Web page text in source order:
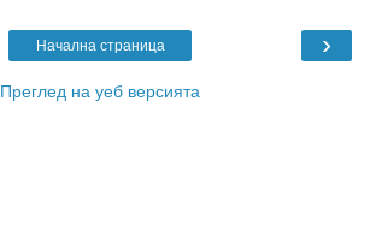
›
Начална страница
Преглед на уеб версията